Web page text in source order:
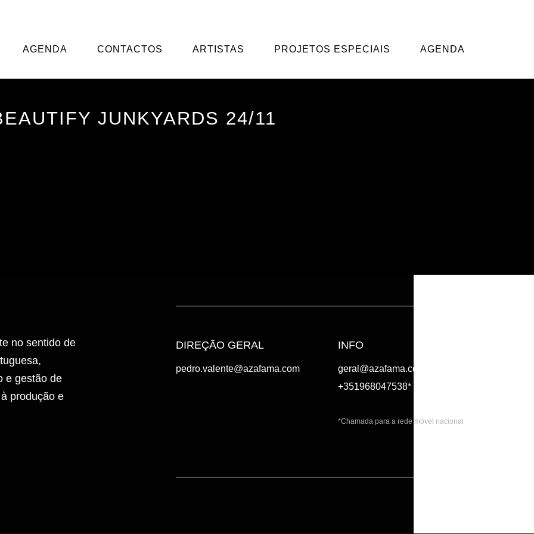
AGENDA CONTACTOS ARTISTAS PROJETOS ESPECIAIS
AGENDA
JUNKYARDS 24/11
no sentido de
e gestão de
produção e
DIREÇÃO GERAL
pedro.valente@azafama.com
INFO
geral@azafama.com
+351968047538*
*Chamada para a rede móvel nacional